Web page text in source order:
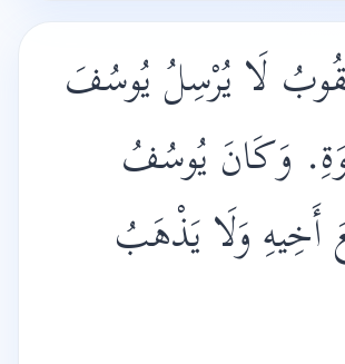
لَا يُرْسِلُ يُوسُفَ
وَكَانَ يُوسُفُ
وَلَا يَذْهَبُ